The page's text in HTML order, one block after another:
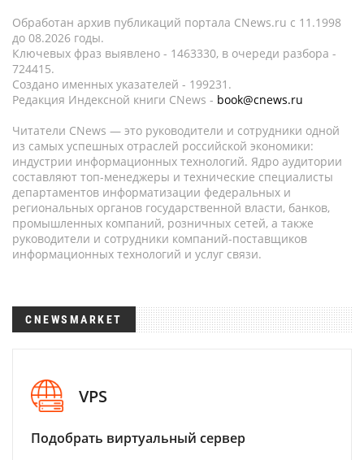
Обработан архив публикаций портала CNews.ru c 11.1998
до 08.2026 годы.
Ключевых фраз выявлено - 1463330, в очереди разбора -
724415.
Создано именных указателей - 199231.
Редакция Индексной книги CNews - book@cnews.ru
Читатели CNews — это руководители и сотрудники одной
из самых успешных отраслей российской экономики:
индустрии информационных технологий. Ядро аудитории
составляют топ-менеджеры и технические специалисты
департаментов информатизации федеральных и
региональных органов государственной власти, банков,
промышленных компаний, розничных сетей, а также
руководители и сотрудники компаний-поставщиков
информационных технологий и услуг связи.
CNEWSMARKET
VPS
Подобрать виртуальный сервер